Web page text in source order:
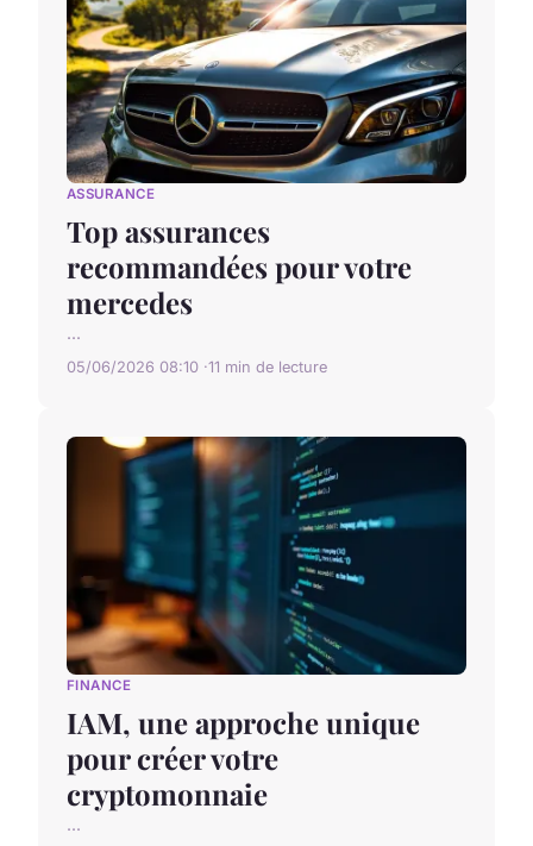
ASSURANCE
Top assurances
recommandées pour votre
mercedes
...
05/06/2026 08:10 11 min de lecture
FINANCE
IAM, une approche unique
pour créer votre
cryptomonnaie
...